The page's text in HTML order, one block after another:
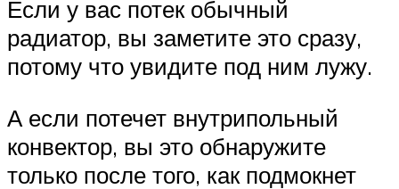
Если у вас потек обычный
радиатор, вы заметите это сразу,
потому что увидите под ним лужу.
А если потечет внутрипольный
конвектор, вы это обнаружите
только после того, как подмокнет